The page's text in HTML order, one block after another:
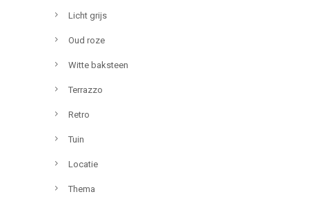
Licht grijs
Oud roze
Witte baksteen
Terrazzo
Retro
Tuin
Locatie
Thema